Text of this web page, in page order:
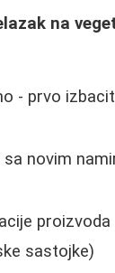
na
- prvo
novim
sastojke)